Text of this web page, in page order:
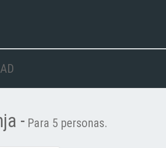
- Para 5 personas.